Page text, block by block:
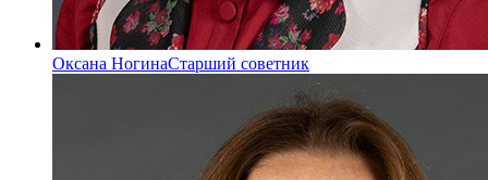
Оксана НогинаСтарший советник